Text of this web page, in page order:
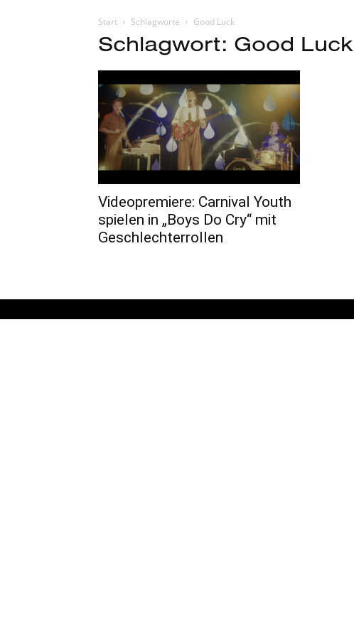
Start Schlagworte Good Luck
Schlagwort: Good Luck
Videopremiere: Carnival Youth
spielen in „Boys Do Cry“ mit
Geschlechterrollen